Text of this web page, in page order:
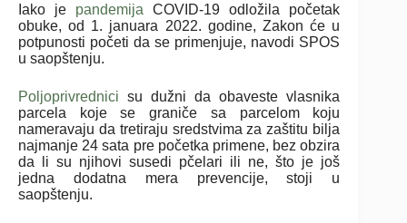
Iako je pandemija COVID-19 odložila početak
obuke, od 1. januara 2022. godine, Zakon će u
potpunosti početi da se primenjuje, navodi SPOS
u saopštenju.
Poljoprivrednici su dužni da obaveste vlasnika
parcela koje se graniče sa parcelom koju
nameravaju da tretiraju sredstvima za zaštitu bilja
najmanje 24 sata pre početka primene, bez obzira
da li su njihovi susedi pčelari ili ne, što je još
jedna dodatna mera prevencije, stoji u
saopštenju.